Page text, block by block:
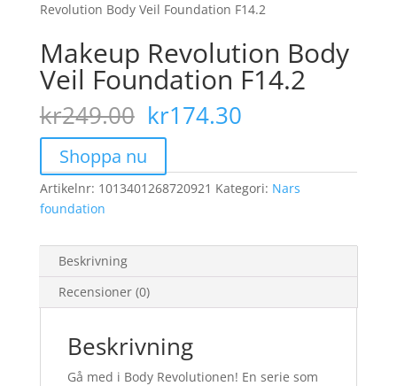
Revolution Body Veil Foundation F14.2
Makeup Revolution Body
Veil Foundation F14.2
kr249.00 Det
ursprungliga
priset
var:
kr249.00.
kr174.30Det
är:
kr174.30.
Shoppa nu
Artikelnr: 1013401268720921 Kategori: Nars
foundation
Beskrivning
Recensioner (0)
Beskrivning
Gå med i Body Revolutionen! En serie som